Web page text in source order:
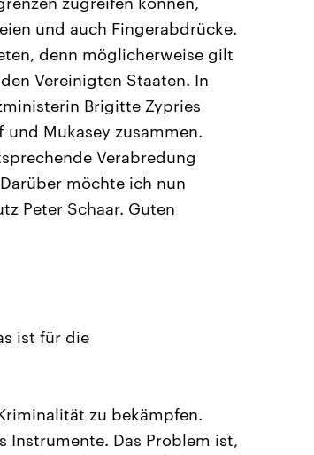
und auch Fingerabdrücke.
denn möglicherweise gilt
Vereinigten Staaten. In
Brigitte Zypries
Mukasey zusammen.
Verabredung
möchte ich nun
Peter Schaar. Guten
ist für die
zu bekämpfen.
Instrumente. Das Problem ist,